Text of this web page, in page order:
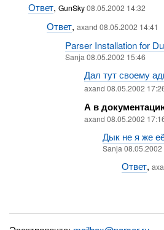
Ответ, GunSky08.05.2002 14:32
Ответ, axand 08.05.2002 14:41
Parser Installation for
Sanja 08.05.2002 15:46
Дал тут своему
axand 08.05.2002
А в
axand 08.05.2002
Дык не я же
Sanja 08.05.2002
Ответ,